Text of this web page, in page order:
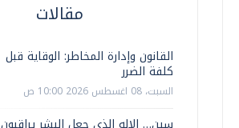
مقالات
القانون وإدارة المخاطر: الوقاية قبل
كلفة الضرر
السبت، 08 اغسطس 2026 10:00 ص